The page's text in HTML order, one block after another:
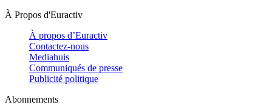
À Propos d'Euractiv
À propos d’Euractiv
Contactez-nous
Mediahuis
Communiqués de presse
Publicité politique
Abonnements